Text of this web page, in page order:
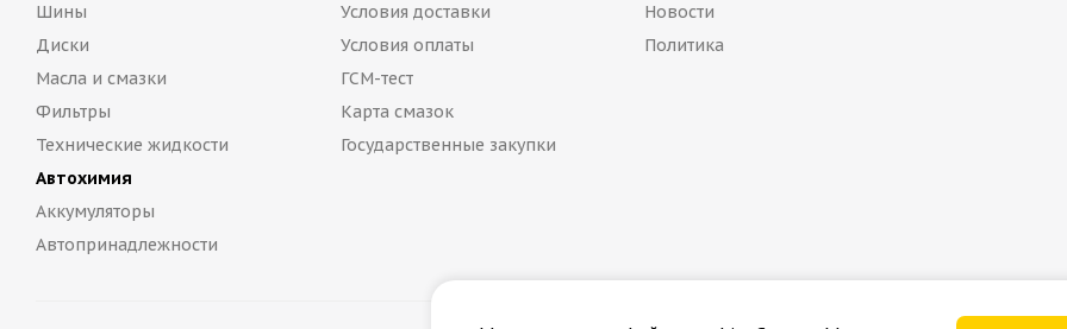
Шины
Диски
Масла и смазки
Фильтры
Технические жидкости
Автохимия
Аккумуляторы
Автопринадлежности
Условия доставки
Условия оплаты
ГСМ-тест
Карта смазок
Государственные закупки
Новости
Политика